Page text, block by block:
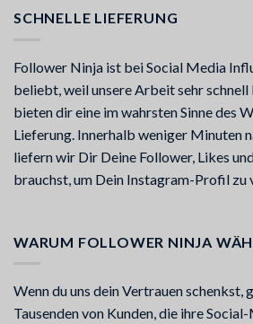
SCHNELLE LIEFERUNG
Follower Ninja ist bei Social Media
beliebt, weil unsere Arbeit sehr
bieten dir eine im wahrsten Sinne des
Lieferung. Innerhalb weniger Minuten
liefern wir Dir Deine Follower, Likes
brauchst, um Dein Instagram-Profil zu
WARUM FOLLOWER NINJA
Wenn du uns dein Vertrauen schenkst,
Tausenden von Kunden, die ihre